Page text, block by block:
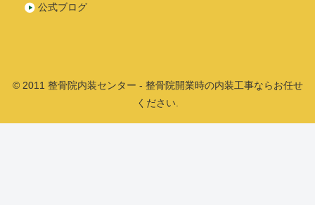
公式ブログ
© 2011 整骨院内装センター - 整骨院開業時の内装工事ならお任せ
ください.